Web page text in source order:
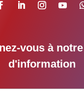
vous à
d'information